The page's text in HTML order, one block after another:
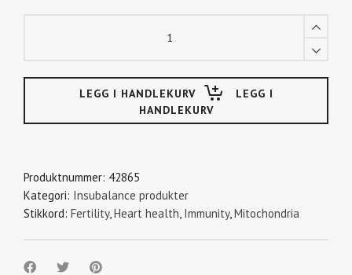
LEGG I
HANDLEKURV
Produktnummer: 42865
Kategori: Insubalance produkter
Stikkord: Fertility,Heart health, Immunity,Mitochondria